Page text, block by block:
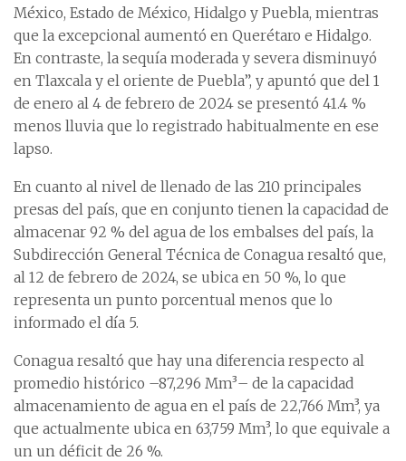
México, Estado de México, Hidalgo y Puebla, mientras
que la excepcional aumentó en Querétaro e Hidalgo.
En contraste, la sequía moderada y severa disminuyó
en Tlaxcala y el oriente de Puebla”, y apuntó que del 1
de enero al 4 de febrero de 2024 se presentó 41.4 %
menos lluvia que lo registrado habitualmente en ese
lapso.
En cuanto al nivel de llenado de las 210 principales
presas del país, que en conjunto tienen la capacidad de
almacenar 92 % del agua de los embalses del país, la
Subdirección General Técnica de Conagua resaltó que,
al 12 de febrero de 2024, se ubica en 50 %, lo que
representa un punto porcentual menos que lo
informado el día 5.
Conagua resaltó que hay una diferencia respecto al
promedio histórico –87,296 Mm³– de la capacidad
almacenamiento de agua en el país de 22,766 Mm³, ya
que actualmente ubica en 63,759 Mm³, lo que equivale a
un un déficit de 26 %.